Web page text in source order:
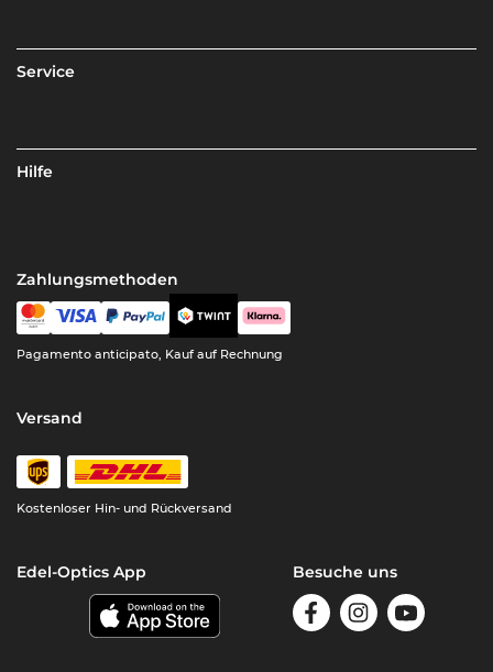
Service
Hilfe
Zahlungsmethoden
Pagamento anticipato, Kauf auf Rechnung
Versand
Kostenloser Hin- und Rückversand
Edel-Optics App Besuche uns